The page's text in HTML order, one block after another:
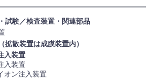
試験／検査装置・関連部品
拡散装置は成膜装置内）
入装置
入装置
オン注入装置